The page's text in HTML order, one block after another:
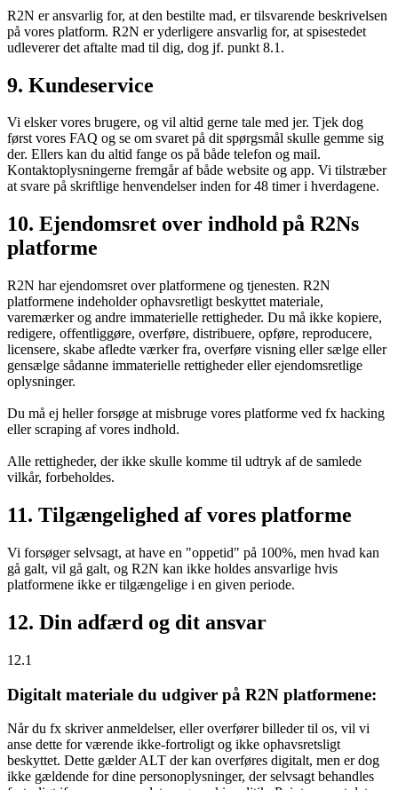
R2N er ansvarlig for, at den bestilte mad, er tilsvarende beskrivelsen
på vores platform. R2N er yderligere ansvarlig for, at spisestedet
udleverer det aftalte mad til dig, dog jf. punkt 8.1.
9. Kundeservice
Vi elsker vores brugere, og vil altid gerne tale med jer. Tjek dog
først vores FAQ og se om svaret på dit spørgsmål skulle gemme sig
der. Ellers kan du altid fange os på både telefon og mail.
Kontaktoplysningerne fremgår af både website og app. Vi tilstræber
at svare på skriftlige henvendelser inden for 48 timer i hverdagene.
10. Ejendomsret over indhold på R2Ns
platforme
R2N har ejendomsret over platformene og tjenesten. R2N
platformene indeholder ophavsretligt beskyttet materiale,
varemærker og andre immaterielle rettigheder. Du må ikke kopiere,
redigere, offentliggøre, overføre, distribuere, opføre, reproducere,
licensere, skabe afledte værker fra, overføre visning eller sælge eller
gensælge sådanne immaterielle rettigheder eller ejendomsretlige
oplysninger.
Du må ej heller forsøge at misbruge vores platforme ved fx hacking
eller scraping af vores indhold.
Alle rettigheder, der ikke skulle komme til udtryk af de samlede
vilkår, forbeholdes.
11. Tilgængelighed af vores platforme
Vi forsøger selvsagt, at have en "oppetid" på 100%, men hvad kan
gå galt, vil gå galt, og R2N kan ikke holdes ansvarlige hvis
platformene ikke er tilgængelige i en given periode.
12. Din adfærd og dit ansvar
12.1
Digitalt materiale du udgiver på R2N platformene:
Når du fx skriver anmeldelser, eller overfører billeder til os, vil vi
anse dette for værende ikke-fortroligt og ikke ophavsretsligt
beskyttet. Dette gælder ALT der kan overføres digitalt, men er dog
ikke gældende for dine personoplysninger, der selvsagt behandles